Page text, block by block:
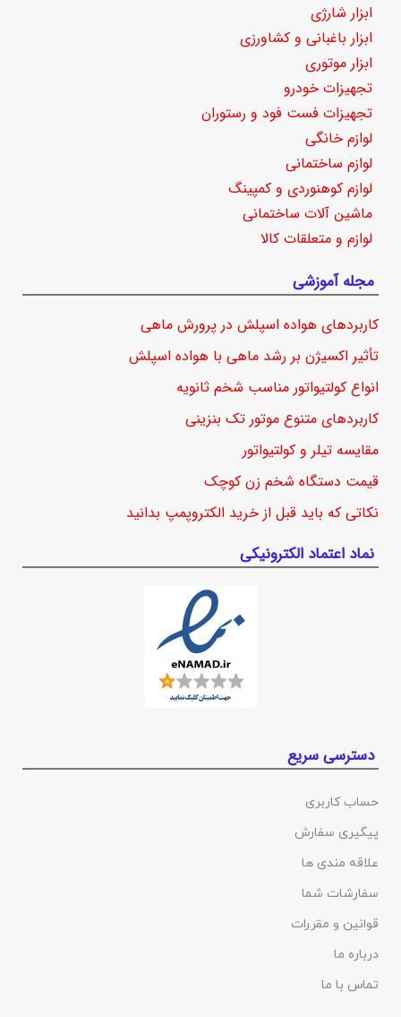
ابزار شارژی
ابزار باغبانی و کشاورزی
ابزار موتوری
تجهیزات خودرو
تجهیزات فست فود و رستوران
لوازم خانگی
لوازم ساختمانی
لوازم کوهنوردی و کمپینگ
ماشین آلات ساختمانی
لوازم و متعلقات کالا
مجله آموزشی
کاربردهای هواده اسپلش در پرورش ماهی
تأثیر اکسیژن بر رشد ماهی با هواده اسپلش
انواع کولتیواتور مناسب شخم ثانویه
کاربردهای متنوع موتور تک بنزینی
مقایسه تیلر و کولتیواتور
قیمت دستگاه شخم زن کوچک
نکاتی که باید قبل از خرید الکتروپمپ بدانید
نماد اعتماد الکترونیکی
دسترسی سریع
حساب کاربری
پیگیری سفارش
علاقه مندی ها
سفارشات شما
قوانین و مقررات
درباره ما
تماس با ما